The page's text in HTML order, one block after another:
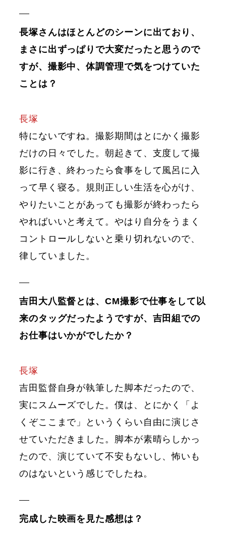
長塚さんはほとんどのシーンに出ており、
まさに出ずっぱりで大変だったと思うので
すが、撮影中、体調管理で気をつけていた
ことは？
長塚
特にないですね。撮影期間はとにかく撮影
だけの日々でした。朝起きて、支度して撮
影に行き、終わったら食事をして風呂に入
って早く寝る。規則正しい生活を心がけ、
やりたいことがあっても撮影が終わったら
やればいいと考えて。やはり自分をうまく
コントロールしないと乗り切れないので、
律していました。
吉田大八監督とは、CM撮影で仕事をして以
来のタッグだったようですが、吉田組での
お仕事はいかがでしたか？
長塚
吉田監督自身が執筆した脚本だったので、
実にスムーズでした。僕は、とにかく「よ
くぞここまで」というくらい自由に演じさ
せていただきました。脚本が素晴らしかっ
たので、演じていて不安もないし、怖いも
のはないという感じでしたね。
完成した映画を見た感想は？